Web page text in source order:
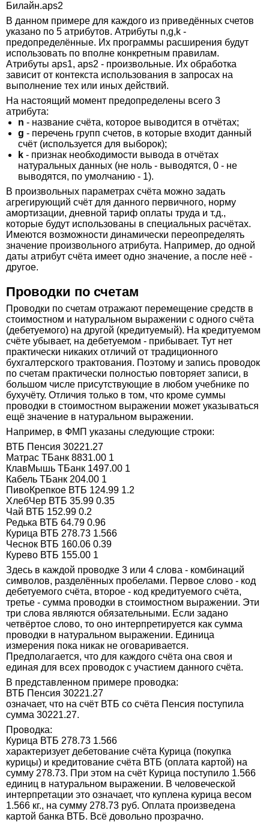
Билайн.aps2
В данном примере для каждого из приведённых счетов
указано по 5 атрибутов. Атрибуты n,g,k -
предопределённые. Их программы расширения будут
использовать по вполне конкретным правилам.
Атрибуты aps1, aps2 - произвольные. Их обработка
зависит от контекста использования в запросах на
выполнение тех или иных действий.
На настоящий момент предопределены всего 3
атрибута:
n - название счёта, которое выводится в отчётах;
g - перечень групп счетов, в которые входит данный
счёт (используется для выборок);
k - признак необходимости вывода в отчётах
натуральных данных (не ноль - выводятся, 0 - не
выводятся, по умолчанию - 1).
В произвольных параметрах счёта можно задать
агрегирующий счёт для данного первичного, норму
амортизации, дневной тариф оплаты труда и т.д.,
которые будут использованы в специальных расчётах.
Имеются возможности динамически переопределять
значение произвольного атрибута. Например, до одной
даты атрибут счёта имеет одно значение, а после неё -
другое.
Проводки по счетам
Проводки по счетам отражают перемещение средств в
стоимостном и натуральном выражении с одного счёта
(дебетуемого) на другой (кредитуемый). На кредитуемом
счёте убывает, на дебетуемом - прибывает. Тут нет
практически никаких отличий от традиционного
бухгалтерского трактования. Поэтому и запись проводок
по счетам практически полностью повторяет записи, в
большом числе присутствующие в любом учебнике по
бухучёту. Отличия только в том, что кроме суммы
проводки в стоимостном выражении может указываться
ещё значение в натуральном выражении.
Например, в ФМП указаны следующие строки:
ВТБ Пенсия 30221.27
Матрас ТБанк 8831.00 1
КлавМышь ТБанк 1497.00 1
Кабель ТБанк 204.00 1
ПивоКрепкое ВТБ 124.99 1.2
ХлебЧер ВТБ 35.99 0.35
Чай ВТБ 152.99 0.2
Редька ВТБ 64.79 0.96
Курица ВТБ 278.73 1.566
Чеснок ВТБ 160.06 0.39
Курево ВТБ 155.00 1
Здесь в каждой проводке 3 или 4 слова - комбинаций
символов, разделённых пробелами. Первое слово - код
дебетуемого счёта, второе - код кредитуемого счёта,
третье - сумма проводки в стоимостном выражении. Эти
три слова являются обязательными. Если задано
четвёртое слово, то оно интерпретируется как сумма
проводки в натуральном выражении. Единица
измерения пока никак не оговаривается.
Предполагается, что для каждого счёта она своя и
единая для всех проводок с участием данного счёта.
В представленном примере проводка:
ВТБ Пенсия 30221.27
означает, что на счёт ВТБ со счёта Пенсия поступила
сумма 30221.27.
Проводка:
Курица ВТБ 278.73 1.566
характеризует дебетование счёта Курица (покупка
курицы) и кредитование счёта ВТБ (оплата картой) на
сумму 278.73. При этом на счёт Курица поступило 1.566
единиц в натуральном выражении. В человеческой
интерпретации это означает, что куплена курица весом
1.566 кг., на сумму 278.73 руб. Оплата произведена
картой банка ВТБ. Всё довольно прозрачно.